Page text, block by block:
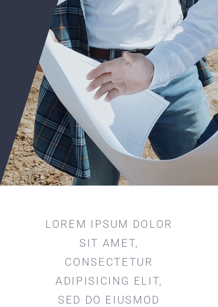
LOREM IPSUM DOLOR
SIT AMET,
CONSECTETUR
ADIPISICING ELIT,
SED DO EIUSMOD